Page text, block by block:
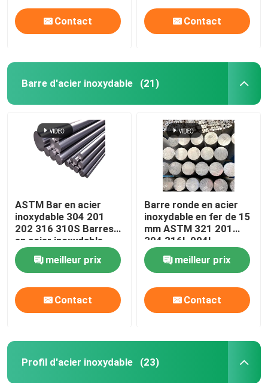
Contact Contact
Barre d'acier inoxydable (21)
ASTM Bar en acier
inoxydable 304 201
202 316 310S Barres
en acier inoxydable
rondes et brillantes
meilleur prix
Contact
Barre ronde en acier
inoxydable en fer de 15
mm ASTM 321 201
304 316L 904l
meilleur prix
Contact
Profil d'acier inoxydable (23)